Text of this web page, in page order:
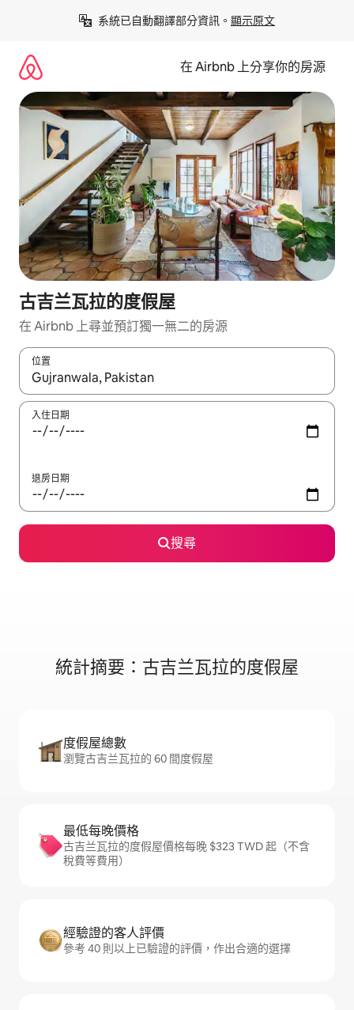
系統已自動翻譯部分資訊。 顯示原文
在 Airbnb 上分享你的房源
古吉兰瓦拉的度假屋
在 Airbnb 上尋並預訂獨一無二的房源
位置
如有搜尋結果，瀏覽內容時請使用上下箭頭，或輕點、滑動裝置。
入住日期
退房日期
搜尋
統計摘要：古吉兰瓦拉的度假屋
度假屋總數
瀏覽古吉兰瓦拉的 60 間度假屋
最低每晚價格
古吉兰瓦拉的度假屋價格每晚 $323 TWD 起（不含
稅費等費用）
經驗證的客人評價
參考 40 則以上已驗證的評價，作出合適的選擇